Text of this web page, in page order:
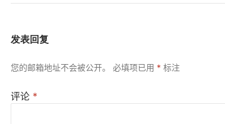
发表回复
您的邮箱地址不会被公开。 必填项已用 * 标注
评论 *